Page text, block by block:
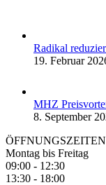
Radikal
19. Februar
MHZ
8. September
ÖFFNUNGSZEITEN
Montag bis Freitag
09:00 - 12:30
13:30 - 18:00